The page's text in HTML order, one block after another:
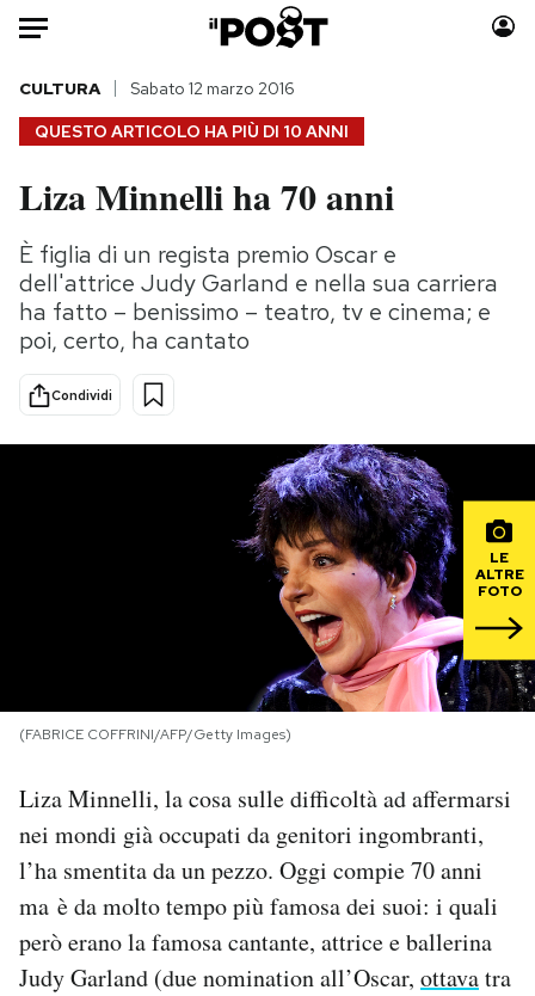
Auto
HOME
Italia
Politica
Tecnologia
Internet
Scienza
Cultura
Economia
Moda
Consumismi
Storie/Idee
Altrecose
Mondiali calcio 2026
I MIEI PREFERITI
CALENDARIO
AREA PERSONALE
QUESTO ARTICOLO HA PIÙ DI 10 ANNI
CULTURA Sabato 12 marzo 2016
Liza Minnelli ha 70 anni
È figlia di un regista premio Oscar e
dell'attrice Judy Garland e nella sua carriera
ha fatto – benissimo – teatro, tv e cinema; e
poi, certo, ha cantato
Condividi
LE
ALTRE
FOTO
(FABRICE COFFRINI/AFP/Getty Images)
Liza Minnelli, la cosa sulle difficoltà ad affermarsi
nei mondi già occupati da genitori ingombranti,
l’ha smentita da un pezzo. Oggi compie 70 anni
ma è da molto tempo più famosa dei suoi: i quali
però erano la famosa cantante, attrice e ballerina
Judy Garland (due nomination all’Oscar, ottavatra